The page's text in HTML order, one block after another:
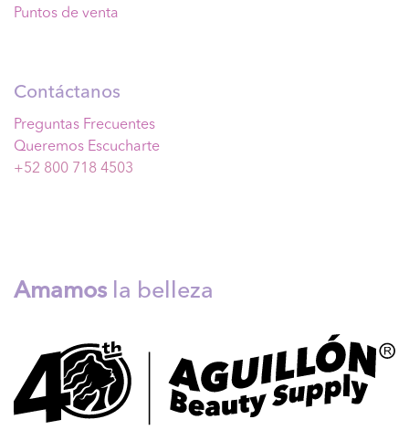
Puntos de venta
Contáctanos
Preguntas Frecuentes
Queremos Escucharte
+52 800 718 4503
Amamos la belleza